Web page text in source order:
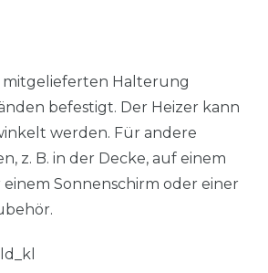
mitgelieferten Halterung
befestigt. Der Heizer kann
werden. Für andere
z. B. in der Decke, auf einem
Sonnenschirm oder einer